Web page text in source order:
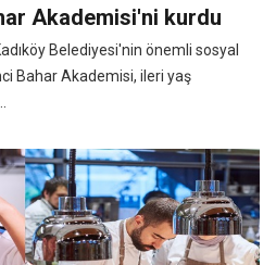
Akademisi'ni kurdu
Belediyesi'nin önemli sosyal
Bahar Akademisi, ileri yaş